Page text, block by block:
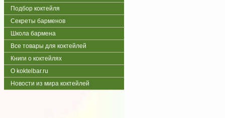
Подбор коктейля
Секреты барменов
Школа бармена
Все товары для коктейлей
Книги о коктейлях
О koktelbar.ru
Новости из мира коктейлей